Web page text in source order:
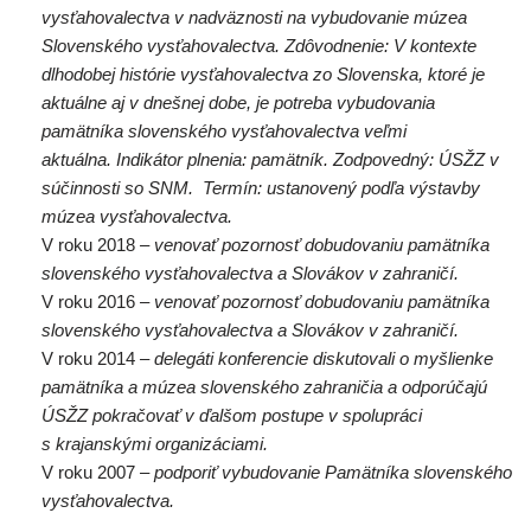
vysťahovalectva v nadväznosti na vybudovanie múzea
Slovenského vysťahovalectva. Zdôvodnenie: V kontexte
dlhodobej histórie vysťahovalectva zo Slovenska, ktoré je
aktuálne aj v dnešnej dobe, je potreba vybudovania
pamätníka slovenského vysťahovalectva veľmi
aktuálna. Indikátor plnenia: pamätník. Zodpovedný: ÚSŽZ v
súčinnosti so SNM. Termín: ustanovený podľa výstavby
múzea vysťahovalectva.
V roku 2018 – venovať pozornosť dobudovaniu pamätníka
slovenského vysťahovalectva a Slovákov v zahraničí.
V roku 2016 – venovať pozornosť dobudovaniu pamätníka
slovenského vysťahovalectva a Slovákov v zahraničí.
V roku 2014 – delegáti konferencie diskutovali o myšlienke
pamätníka a múzea slovenského zahraničia a odporúčajú
ÚSŽZ pokračovať v ďalšom postupe v spolupráci
s krajanskými organizáciami.
V roku 2007 – podporiť vybudovanie Pamätníka slovenského
vysťahovalectva.